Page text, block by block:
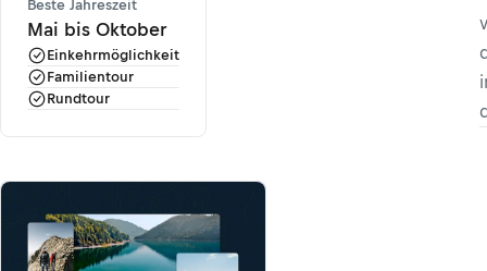
Beste Jahreszeit
Mai bis Oktober
Einkehrmöglichkeit
Familientour
Rundtour